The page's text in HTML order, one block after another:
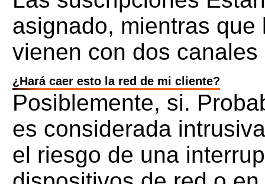
asignado, mientras
vienen con dos
¿Hará caer esto la red de mi cliente?
Posiblemente, si.
es considerada
el riesgo de una